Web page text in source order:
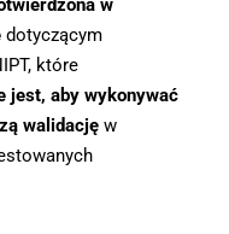
w
dotyczącym
które
jest, aby wykonywać
walidację w